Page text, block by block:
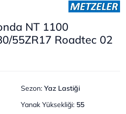
NT 1100
55ZR17 Roadtec 02
Sezon: Yaz Lastiği
Yanak Yüksekliği: 55